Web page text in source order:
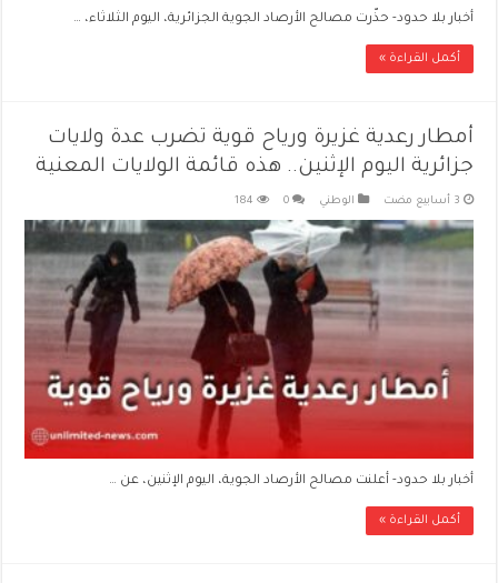
أخبار بلا حدود- حذّرت مصالح الأرصاد الجوية الجزائرية، اليوم الثلاثاء، …
أكمل القراءة »
أمطار رعدية غزيرة ورياح قوية تضرب عدة ولايات
جزائرية اليوم الإثنين.. هذه قائمة الولايات المعنية
الوطني 0
184
أخبار بلا حدود- أعلنت مصالح الأرصاد الجوية، اليوم الإثنين، عن …
أكمل القراءة »